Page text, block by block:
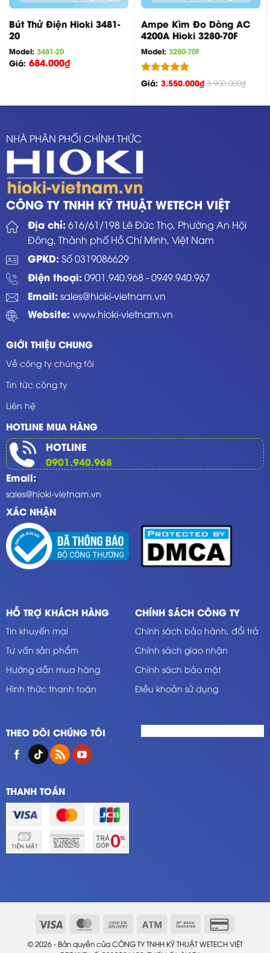
Bút Thử Điện Hioki 3481-
20
Model: 3481-20
Giá: 684.000₫
Ampe Kìm Đo Dòng AC
4200A Hioki 3280-70F
Model: 3280-70F
Được xếp
Giá: 3.550.000₫ 3.900.000₫
NHÀ PHÂN PHỐI CHÍNH THỨC
CÔNG TY TNHH KỸ THUẬT WETECH VIỆT
Địa chỉ: 616/61/198 Lê Đức Thọ, Phường An Hội
Đông, Thành phố Hồ Chí Minh, Việt Nam
GPKD: Số 0319086629
Điện thoại: 0901.940.968-0949.940.967
Email: sales@hioki-vietnam.vn
Website: www.hioki-vietnam.vn
GIỚI THIỆU CHUNG
Về công ty chúng tôi
Tin tức công ty
Liên hệ
HOTLINE MUA HÀNG
HOTLINE
0901.940.968
Email:
sales@hioki-vietnam.vn
XÁC NHẬN
HỖ TRỢ KHÁCH HÀNG
Tin khuyến mại
Tư vấn sản phẩm
Hướng dẫn mua hàng
Hình thức thanh toán
CHÍNH SÁCH CÔNG TY
Chính sách bảo hành, đổi trả
Chính sách giao nhận
Chính sách bảo mật
Điều khoản sử dụng
THEO DÕI CHÚNG TÔI
THANH TOÁN
© 2026 - Bản quyền của CÔNG TY TNHH KỸ THUẬT WETECH VIỆT